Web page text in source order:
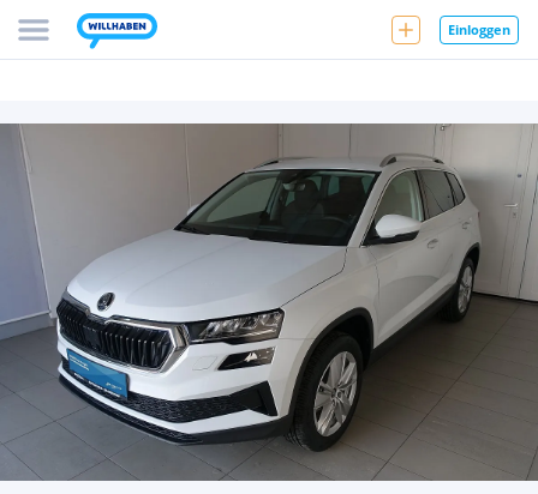
Einloggen